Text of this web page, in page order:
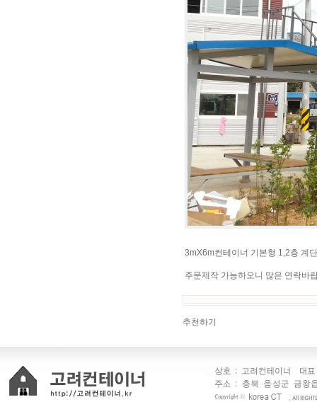
3mX6m컨테이너 기본형 1,2층 계
주문제작 가능하오니 많은 연락바
추천하기